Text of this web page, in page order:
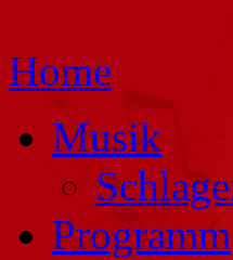
Home
Musik
Programm